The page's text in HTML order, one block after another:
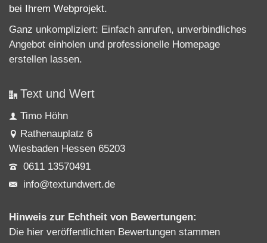
bei Ihrem Webprojekt.
Ganz unkompliziert: Einfach anrufen, unverbindliches
Angebot einholen und professionelle Homepage
erstellen lassen.
Text und Wert
Timo Höhn
Rathenauplatz 6
Wiesbaden Hessen 65203
0611 13570491
info@textundwert.de
Hinweis zur Echtheit von Bewertungen:
Die hier veröffentlichten Bewertungen stammen